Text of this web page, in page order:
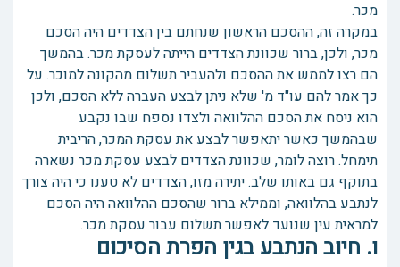
מכר.
במקרה זה, ההסכם הראשון שנחתם בין הצדדים היה הסכם
מכר, ולכן, ברור שכוונת הצדדים הייתה לעסקת מכר. בהמשך
הם רצו לממש את ההסכם ולהעביר תשלום מהקונה למוכר. על
כך אמר להם עו"ד מ' שלא ניתן לבצע העברה ללא הסכם, ולכן
הוא ניסח את הסכם ההלוואה ולצדו נספח שבו נקבע
שבהמשך כאשר יתאפשר לבצע את עסקת המכר, הריבית
תימחל. רוצה לומר, שכוונת הצדדים לבצע עסקת מכר נשארה
בתוקף גם באותו שלב. יתירה מזו, הצדדים לא טענו כי היה צורך
לנתבע בהלוואה, וממילא ברור שהסכם ההלוואה היה הסכם
למראית עין שנועד לאפשר תשלום עבור עסקת מכר.
ו. חיוב הנתבע בגין הפרת הסיכום